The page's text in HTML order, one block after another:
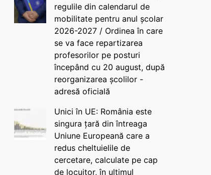
regulile din calendarul de
mobilitate pentru anul școlar
2026-2027 / Ordinea în care
se va face repartizarea
profesorilor pe posturi
începând cu 20 august, după
reorganizarea școlilor -
adresă oficială
Unici în UE: România este
singura țară din întreaga
Uniune Europeană care a
redus cheltuielile de
cercetare, calculate pe cap
de locuitor, în ultimul